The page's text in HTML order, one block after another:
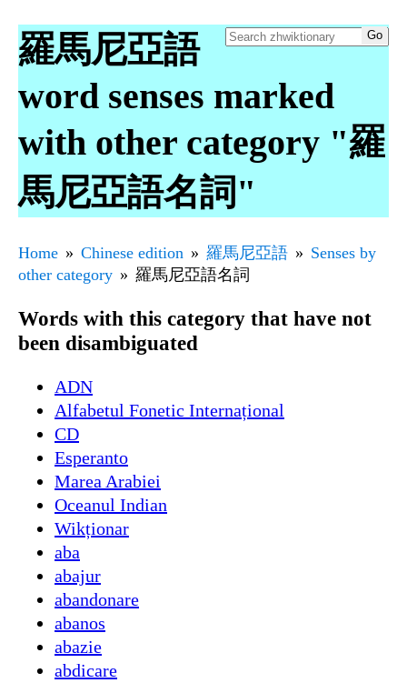
羅馬尼亞語
word senses marked
with other category "羅
馬尼亞語名詞"
Home Chinese edition 羅馬尼亞語
Senses by
other category
羅馬尼亞語名詞
Words with this category that have not
been disambiguated
ADN
Alfabetul Fonetic Internațional
CD
Esperanto
Marea Arabiei
Oceanul Indian
Wikționar
aba
abajur
abandonare
abanos
abazie
abdicare